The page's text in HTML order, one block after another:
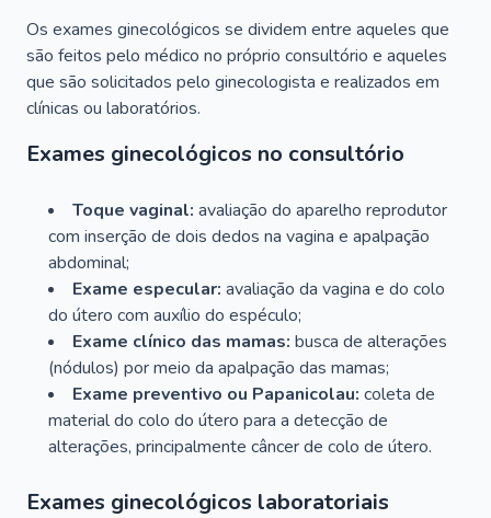
Os exames ginecológicos se dividem entre aqueles que
são feitos pelo médico no próprio consultório e aqueles
que são solicitados pelo ginecologista e realizados em
clínicas ou laboratórios.
Exames ginecológicos no consultório
Toque vaginal: avaliação do aparelho reprodutor
com inserção de dois dedos na vagina e apalpação
abdominal;
Exame especular: avaliação da vagina e do colo
do útero com auxílio do espéculo;
Exame clínico das mamas: busca de alterações
(nódulos) por meio da apalpação das mamas;
Exame preventivo ou Papanicolau: coleta de
material do colo do útero para a detecção de
alterações, principalmente câncer de colo de útero.
Exames ginecológicos laboratoriais